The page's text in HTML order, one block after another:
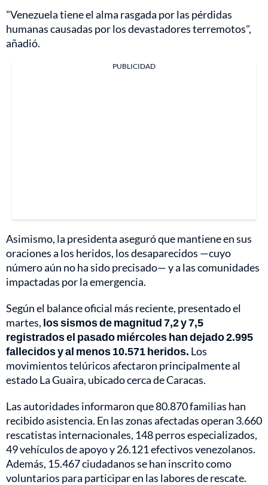
"Venezuela tiene el alma rasgada por las pérdidas
humanas causadas por los devastadores terremotos",
añadió.
PUBLICIDAD
Asimismo, la presidenta aseguró que mantiene en sus
oraciones a los heridos, los desaparecidos —cuyo
número aún no ha sido precisado— y a las comunidades
impactadas por la emergencia.
Según el balance oficial más reciente, presentado el
martes, los sismos de magnitud 7,2 y 7,5
registrados el pasado miércoles han dejado 2.995
fallecidos y al menos 10.571 heridos. Los
movimientos telúricos afectaron principalmente al
estado La Guaira, ubicado cerca de Caracas.
Las autoridades informaron que 80.870 familias han
recibido asistencia. En las zonas afectadas operan 3.660
rescatistas internacionales, 148 perros especializados,
49 vehículos de apoyo y 26.121 efectivos venezolanos.
Además, 15.467 ciudadanos se han inscrito como
voluntarios para participar en las labores de rescate.